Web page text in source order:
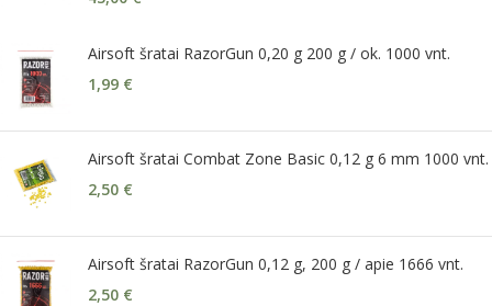
Airsoft šratai RazorGun 0,20 g 200 g / ok. 1000 vnt.
1,99 €
Airsoft šratai Combat Zone Basic 0,12 g 6 mm 1000 vnt.
2,50 €
Airsoft šratai RazorGun 0,12 g, 200 g / apie 1666 vnt.
2,50 €